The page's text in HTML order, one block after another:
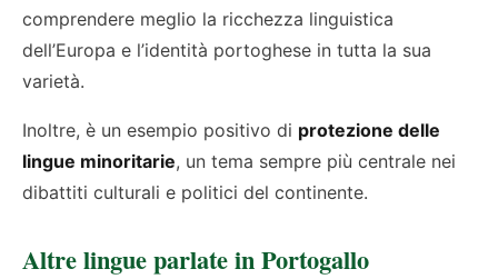
comprendere meglio la ricchezza linguistica
dell’Europa e l’identità portoghese in tutta la sua
varietà.
Inoltre, è un esempio positivo di protezione delle
lingue minoritarie, un tema sempre più centrale nei
dibattiti culturali e politici del continente.
Altre lingue parlate in Portogallo